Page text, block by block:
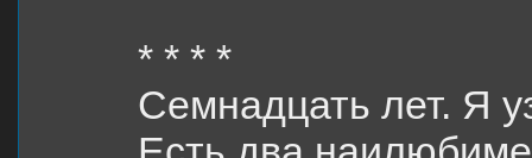
* * * *
Семнадцать лет. Я